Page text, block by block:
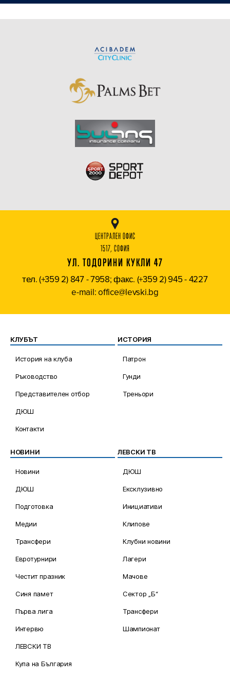
ЦЕНТРАЛЕН ОФИС
1517, СОФИЯ
УЛ. ТОДОРИНИ КУКЛИ 47
тел. (+359 2) 847 - 7958; факс. (+359 2) 945 - 4227
e-mail: office@levski.bg
КЛУБЪТ
История на клуба
Ръководство
Представителен отбор
ДЮШ
Контакти
ИСТОРИЯ
Патрон
Гунди
Треньори
НОВИНИ
Новини
ДЮШ
Подготовка
Медии
Трансфери
Евротурнири
Честит празник
Синя памет
Първа лига
Интервю
ЛЕВСКИ ТВ
Купа на България
ЛЕВСКИ ТВ
ДЮШ
Ексклузивно
Инициативи
Клипове
Клубни новини
Лагери
Мачове
Сектор „Б“
Трансфери
Шампионат